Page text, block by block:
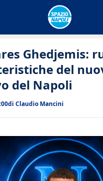
Ghedjemis:
del
del Napoli
di Claudio Mancini